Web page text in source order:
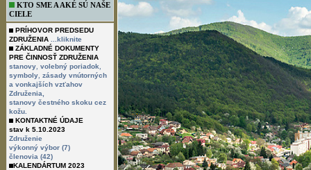
KTO SME A AKÉ SÚ NAŠE
CIELE
PRÍHOVOR PREDSEDU
ZDRUŽENIA
...kliknite
ZÁKLADNÉ DOKUMENTY
PRE ČINNOSŤ ZDRUŽENIA
stanovy volebný poriadok
symboly zásady vnútorných
a vonkajších vzťahov
Združenia,
stanovy čestného skoku cez
kožu.
KONTAKTNÉ ÚDAJE
stav k 5.10.2023
Združenie
výkonný výbor (7)
členovia (42)
KALENDÁRTUM 2023